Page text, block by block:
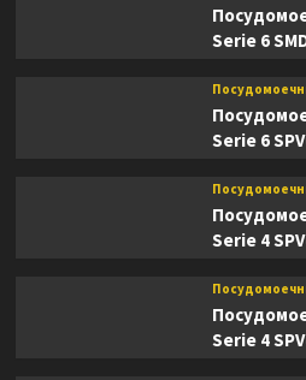
Serie 6
Serie 6
Serie 4
Serie 4